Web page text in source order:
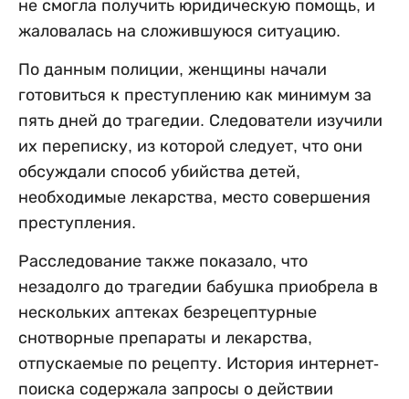
не смогла получить юридическую помощь, и
жаловалась на сложившуюся ситуацию.
По данным полиции, женщины начали
готовиться к преступлению как минимум за
пять дней до трагедии. Следователи изучили
их переписку, из которой следует, что они
обсуждали способ убийства детей,
необходимые лекарства, место совершения
преступления.
Расследование также показало, что
незадолго до трагедии бабушка приобрела в
нескольких аптеках безрецептурные
снотворные препараты и лекарства,
отпускаемые по рецепту. История интернет-
поиска содержала запросы о действии